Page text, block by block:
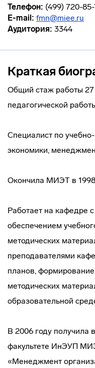
Телефон: (499) 720-
E-mail: fmn@miee.ru
Аудитория: 3344
Краткая
Общий стаж работы 27
педагогической
Специалист по
экономики,
Окончила МИЭТ в 1998
Работает на кафедре
обеспечением
методических
преподавателями
планов,
методических
образовательной
В 2006 году получила
факультете ИнЭУП
«Менеджмент